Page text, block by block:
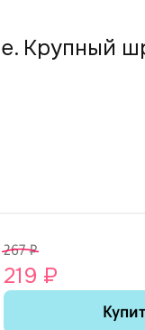
Крупный
267 ₽
219 ₽